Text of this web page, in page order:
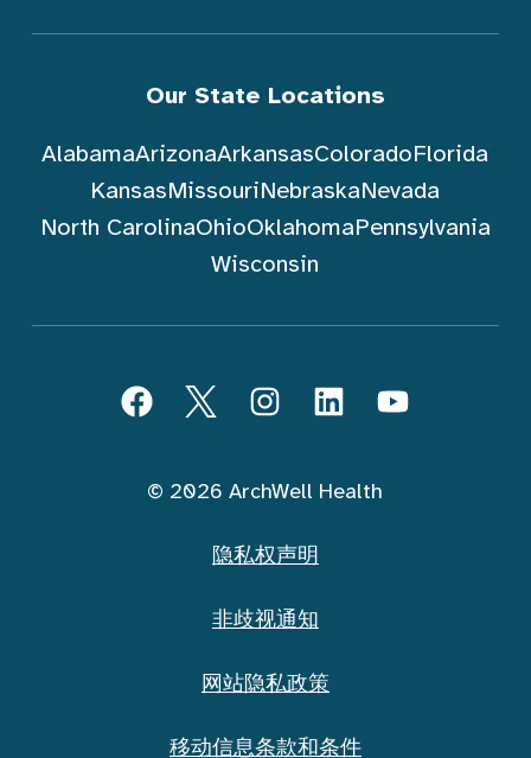
Our State Locations
AlabamaArizonaArkansasColoradoFlorida
KansasMissouriNebraskaNevada
North CarolinaOhioOklahomaPennsylvania
Wisconsin
FacebookTwitterInstagramLinkedInYouTube
© 2026 ArchWell Health
隐私权声明
非歧视通知
网站隐私政策
移动信息条款和条件